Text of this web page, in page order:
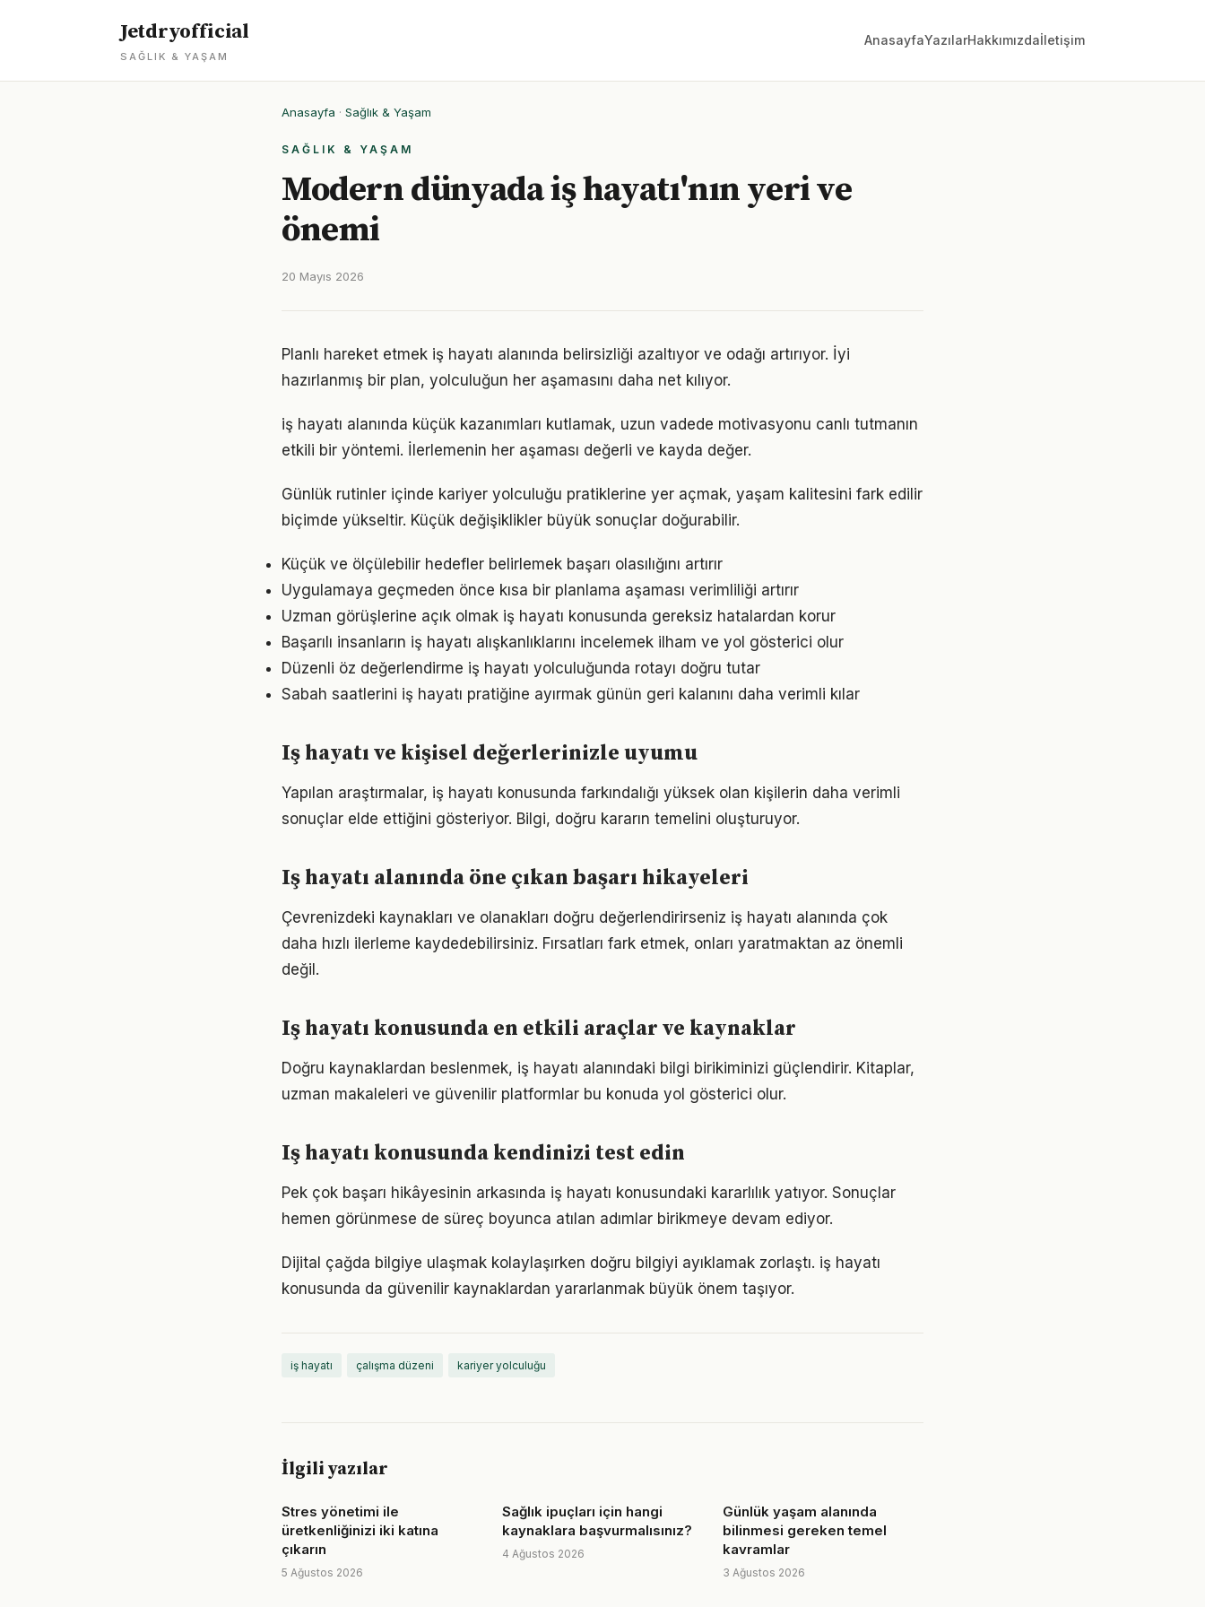
Jetdryofficial
SAĞLIK & YAŞAM
AnasayfaYazılarHakkımızdaİletişim
Anasayfa · Sağlık & Yaşam
SAĞLIK & YAŞAM
Modern dünyada iş hayatı'nın yeri ve
önemi
20 Mayıs 2026
Planlı hareket etmek iş hayatı alanında belirsizliği azaltıyor ve odağı artırıyor. İyi
hazırlanmış bir plan, yolculuğun her aşamasını daha net kılıyor.
iş hayatı alanında küçük kazanımları kutlamak, uzun vadede motivasyonu canlı tutmanın
etkili bir yöntemi. İlerlemenin her aşaması değerli ve kayda değer.
Günlük rutinler içinde kariyer yolculuğu pratiklerine yer açmak, yaşam kalitesini fark edilir
biçimde yükseltir. Küçük değişiklikler büyük sonuçlar doğurabilir.
Küçük ve ölçülebilir hedefler belirlemek başarı olasılığını artırır
Uygulamaya geçmeden önce kısa bir planlama aşaması verimliliği artırır
Uzman görüşlerine açık olmak iş hayatı konusunda gereksiz hatalardan korur
Başarılı insanların iş hayatı alışkanlıklarını incelemek ilham ve yol gösterici olur
Düzenli öz değerlendirme iş hayatı yolculuğunda rotayı doğru tutar
Sabah saatlerini iş hayatı pratiğine ayırmak günün geri kalanını daha verimli kılar
Iş hayatı ve kişisel değerlerinizle uyumu
Yapılan araştırmalar, iş hayatı konusunda farkındalığı yüksek olan kişilerin daha verimli
sonuçlar elde ettiğini gösteriyor. Bilgi, doğru kararın temelini oluşturuyor.
Iş hayatı alanında öne çıkan başarı hikayeleri
Çevrenizdeki kaynakları ve olanakları doğru değerlendirirseniz iş hayatı alanında çok
daha hızlı ilerleme kaydedebilirsiniz. Fırsatları fark etmek, onları yaratmaktan az önemli
değil.
Iş hayatı konusunda en etkili araçlar ve kaynaklar
Doğru kaynaklardan beslenmek, iş hayatı alanındaki bilgi birikiminizi güçlendirir. Kitaplar,
uzman makaleleri ve güvenilir platformlar bu konuda yol gösterici olur.
Iş hayatı konusunda kendinizi test edin
Pek çok başarı hikâyesinin arkasında iş hayatı konusundaki kararlılık yatıyor. Sonuçlar
hemen görünmese de süreç boyunca atılan adımlar birikmeye devam ediyor.
Dijital çağda bilgiye ulaşmak kolaylaşırken doğru bilgiyi ayıklamak zorlaştı. iş hayatı
konusunda da güvenilir kaynaklardan yararlanmak büyük önem taşıyor.
iş hayatı çalışma düzeni kariyer yolculuğu
İlgili yazılar
Stres yönetimi ile
üretkenliğinizi iki katına
çıkarın
5 Ağustos 2026
Sağlık ipuçları için hangi
kaynaklara başvurmalısınız?
4 Ağustos 2026
Günlük yaşam alanında
bilinmesi gereken temel
kavramlar
3 Ağustos 2026